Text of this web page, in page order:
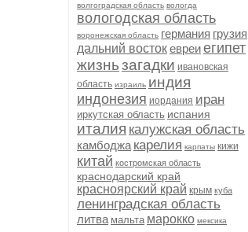
волгоградская область вологда
вологодская область
воронежская область германия грузия
дальний востокевреиегипет
жизньзагадки ивановская
область израиль индия
индонезия иордания иран
иркутская область испания
италия калужская область
камбоджа карелия карпаты кижи
китай костромская область
краснодарский край
красноярский край крым куба
ленинградская область
литва мальта марокко мексика